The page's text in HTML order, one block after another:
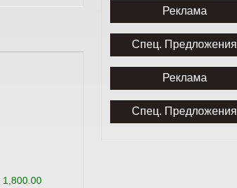
1,800.00
Реклама
Спец. Предложения
Реклама
Спец. Предложения